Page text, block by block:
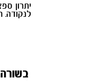
יתרון
לנקודה.